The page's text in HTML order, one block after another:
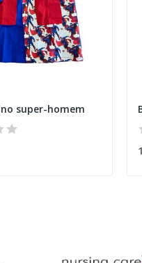
super-homem